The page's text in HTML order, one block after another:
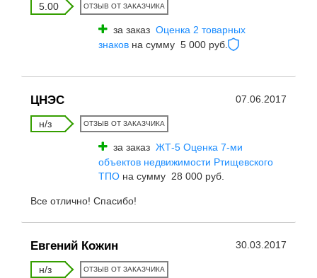
5.00 ОТЗЫВ ОТ ЗАКАЗЧИКА
за заказ Оценка 2 товарных
знаков на сумму 5 000 руб.
ЦНЭС 07.06.2017
н/з ОТЗЫВ ОТ ЗАКАЗЧИКА
за заказ ЖТ-5 Оценка 7-ми
объектов недвижимости Ртищевского
ТПО на сумму 28 000 руб.
Все отлично! Спасибо!
Евгений Кожин 30.03.2017
н/з ОТЗЫВ ОТ ЗАКАЗЧИКА